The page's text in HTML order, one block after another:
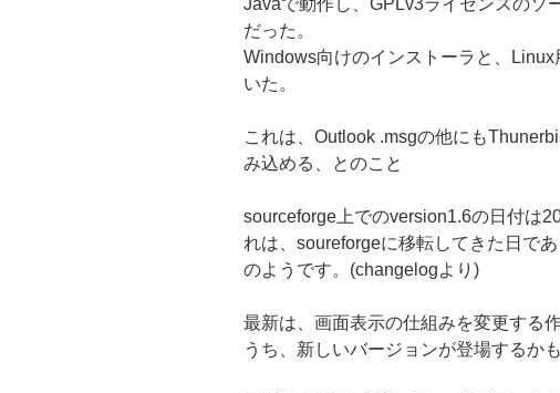
Javaで動作し、GPLv3ライセンスのソ
だった。
Windows向けのインストーラと、
いた。
これは、Outlook .msgの他にも
み込める、とのこと
sourceforge上でのversion1.6の日付は
れは、soureforgeに移転してきた日で
のようです。(changelogより)
最新は、画面表示の仕組みを変更する
うち、新しいバージョンが登場するか